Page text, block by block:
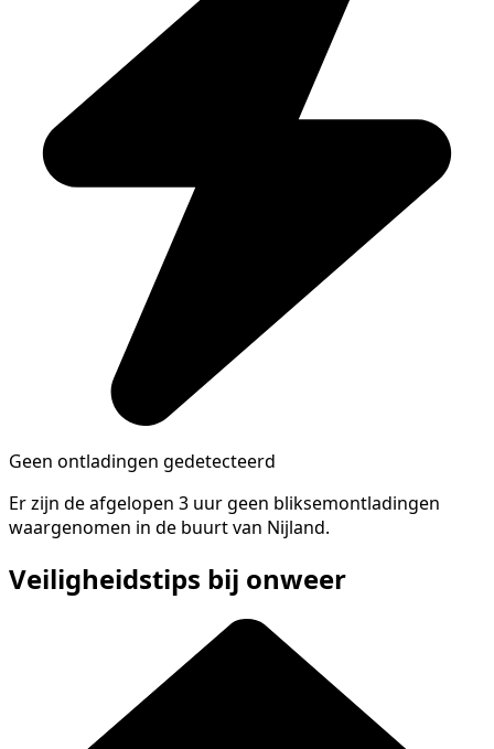
Geen ontladingen gedetecteerd
Er zijn de afgelopen 3 uur geen bliksemontladingen
waargenomen in de buurt van Nijland.
Veiligheidstips bij onweer